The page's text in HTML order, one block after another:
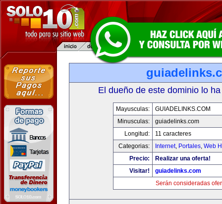
El dueño de este dominio lo
Mayusculas:
GUIADELINKS.COM
Minusculas:
guiadelinks.com
Longitud:
11 caracteres
Categorias:
Internet, Portales, Web
Precio:
Realizar una oferta!
Visitar!
guiadelinks.com
Serán consideradas